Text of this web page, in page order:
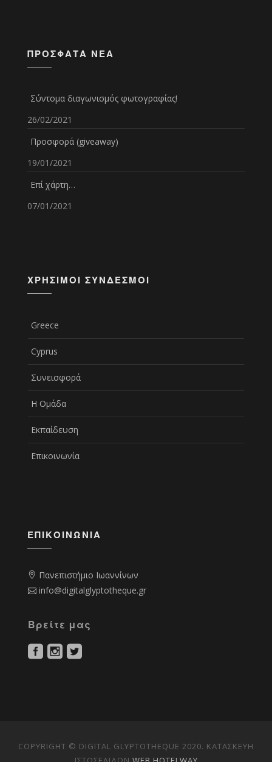
ΠΡΌΣΦΑΤΑ ΝΈΑ
Σύντομα διαγωνισμός φωτογραφίας!
26/02/2021
Προσφορά (giveaway)
19/01/2021
Επί χάρτη…
07/01/2021
ΧΡΉΣΙΜΟΙ ΣΎΝΔΕΣΜΟΙ
Greece
Cyprus
Συνεισφορά
Η Ομάδα
Εκπαίδευση
Επικοινωνία
ΕΠΙΚΟΙΝΩΝΊΑ
Πανεπιστήμιο Ιωαννίνων
info@digitalglyptotheque.gr
Βρείτε μας
COPYRIGHT © DIGITAL GLYPTOTHEQUE 2020. ΚΑΤΑΣΚΕΥΗ